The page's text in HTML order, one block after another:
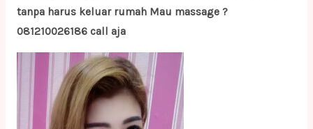
tanpa harus keluar rumah Mau massage ?
081210026186 call aja